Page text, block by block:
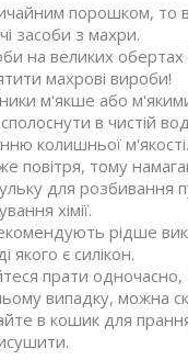
порошком, то
засоби з махри.
на великих
махрові вироби!
м'якше або
в чистій
колишньої м'якості.
тому
для розбивання
хімії.
рідше
якого є силікон.
прати
випадку, можна
в кошик для